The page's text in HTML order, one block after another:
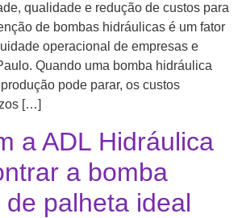
qualidade e redução de custos para
de bombas hidráulicas é um fator
operacional de empresas e
Quando uma bomba hidráulica
pode parar, os custos
[…]
a ADL Hidráulica
a bomba
palheta ideal